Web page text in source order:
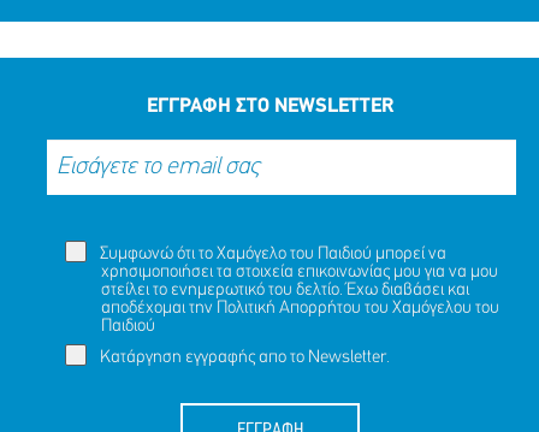
ΕΓΓΡΑΦΗ ΣΤΟ NEWSLETTER
Συμφωνώ ότι το Χαμόγελο του Παιδιού μπορεί να
χρησιμοποιήσει τα στοιχεία επικοινωνίας μου για να μου
στείλει το ενημερωτικό του δελτίο. Έχω διαβάσει και
αποδέχομαι την Πολιτική Απορρήτου του Χαμόγελου του
Παιδιού
Κατάργηση εγγραφής απο το Newsletter.